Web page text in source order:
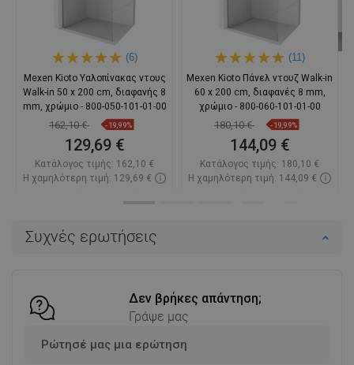
Συχνές ερωτήσεις
Δεν βρήκες απάντηση;
Γράψε μας
Ρώτησέ μας μια ερώτηση
(6)
Mexen Kioto Υαλοπίνακας ντους
Walk-in 50 x 200 cm, διαφανής 8
mm, χρώμιο - 800-050-101-01-00
162,10 € -19,99%
129,69 €
Κατάλογος τιμής: 162,10 €
Η χαμηλότερη τιμή: 129,69 €
(11)
Mexen Kioto Πάνελ ντουζ Walk-in
60 x 200 cm, διαφανές 8 mm,
χρώμιο - 800-060-101-01-00
180,10 € -19,99%
144,09 €
Κατάλογος τιμής: 180,10 €
Η χαμηλότερη τιμή: 144,09 €